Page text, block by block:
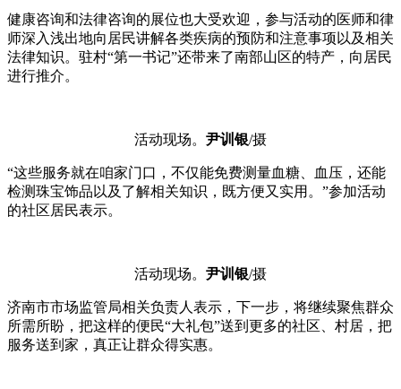
健康咨询和法律咨询的展位也大受欢迎，参与活动的医师和律
师深入浅出地向居民讲解各类疾病的预防和注意事项以及相关
法律知识。驻村“第一书记”还带来了南部山区的特产，向居民
进行推介。
活动现场。 尹训银/摄
“这些服务就在咱家门口，不仅能免费测量血糖、血压，还能
检测珠宝饰品以及了解相关知识，既方便又实用。”参加活动
的社区居民表示。
活动现场。 尹训银/摄
济南市市场监管局相关负责人表示，下一步，将继续聚焦群众
所需所盼，把这样的便民“大礼包”送到更多的社区、村居，把
服务送到家，真正让群众得实惠。